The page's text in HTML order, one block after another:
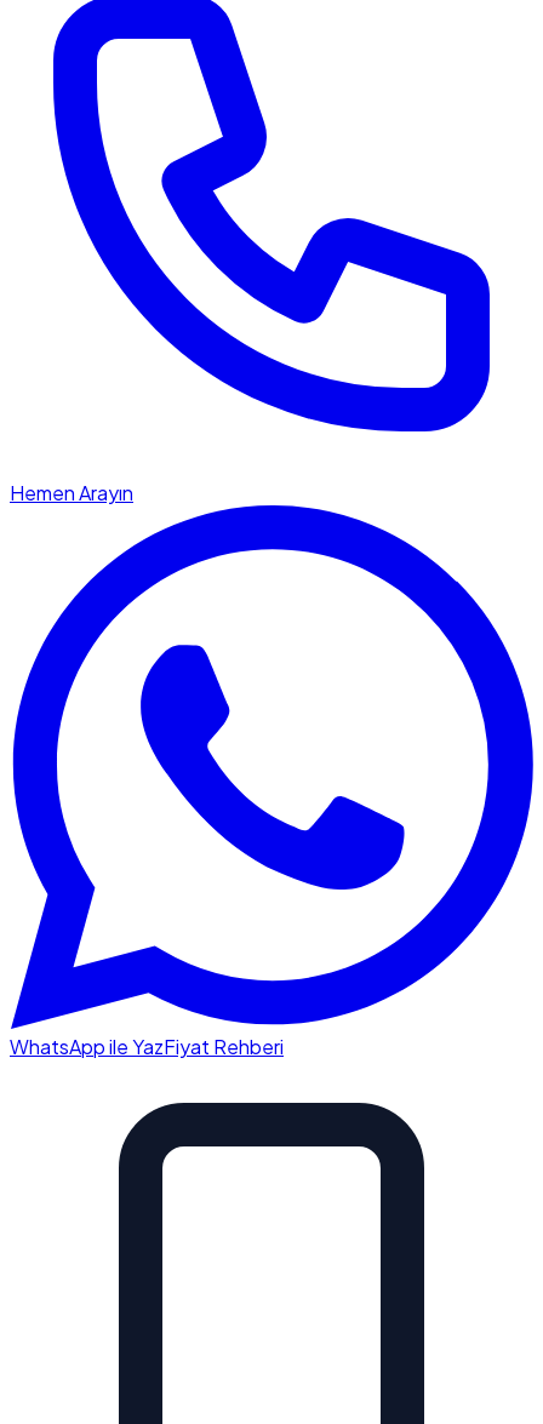
Hemen Arayın
WhatsApp ile YazFiyat Rehberi